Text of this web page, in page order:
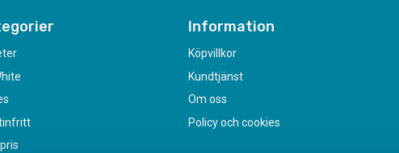
Information
Köpvillkor
Kundtjänst
Om oss
Policy och cookies